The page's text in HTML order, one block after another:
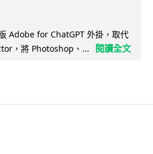
Adobe for ChatGPT 外掛，取代
，將 Photoshop、...
閱讀全文